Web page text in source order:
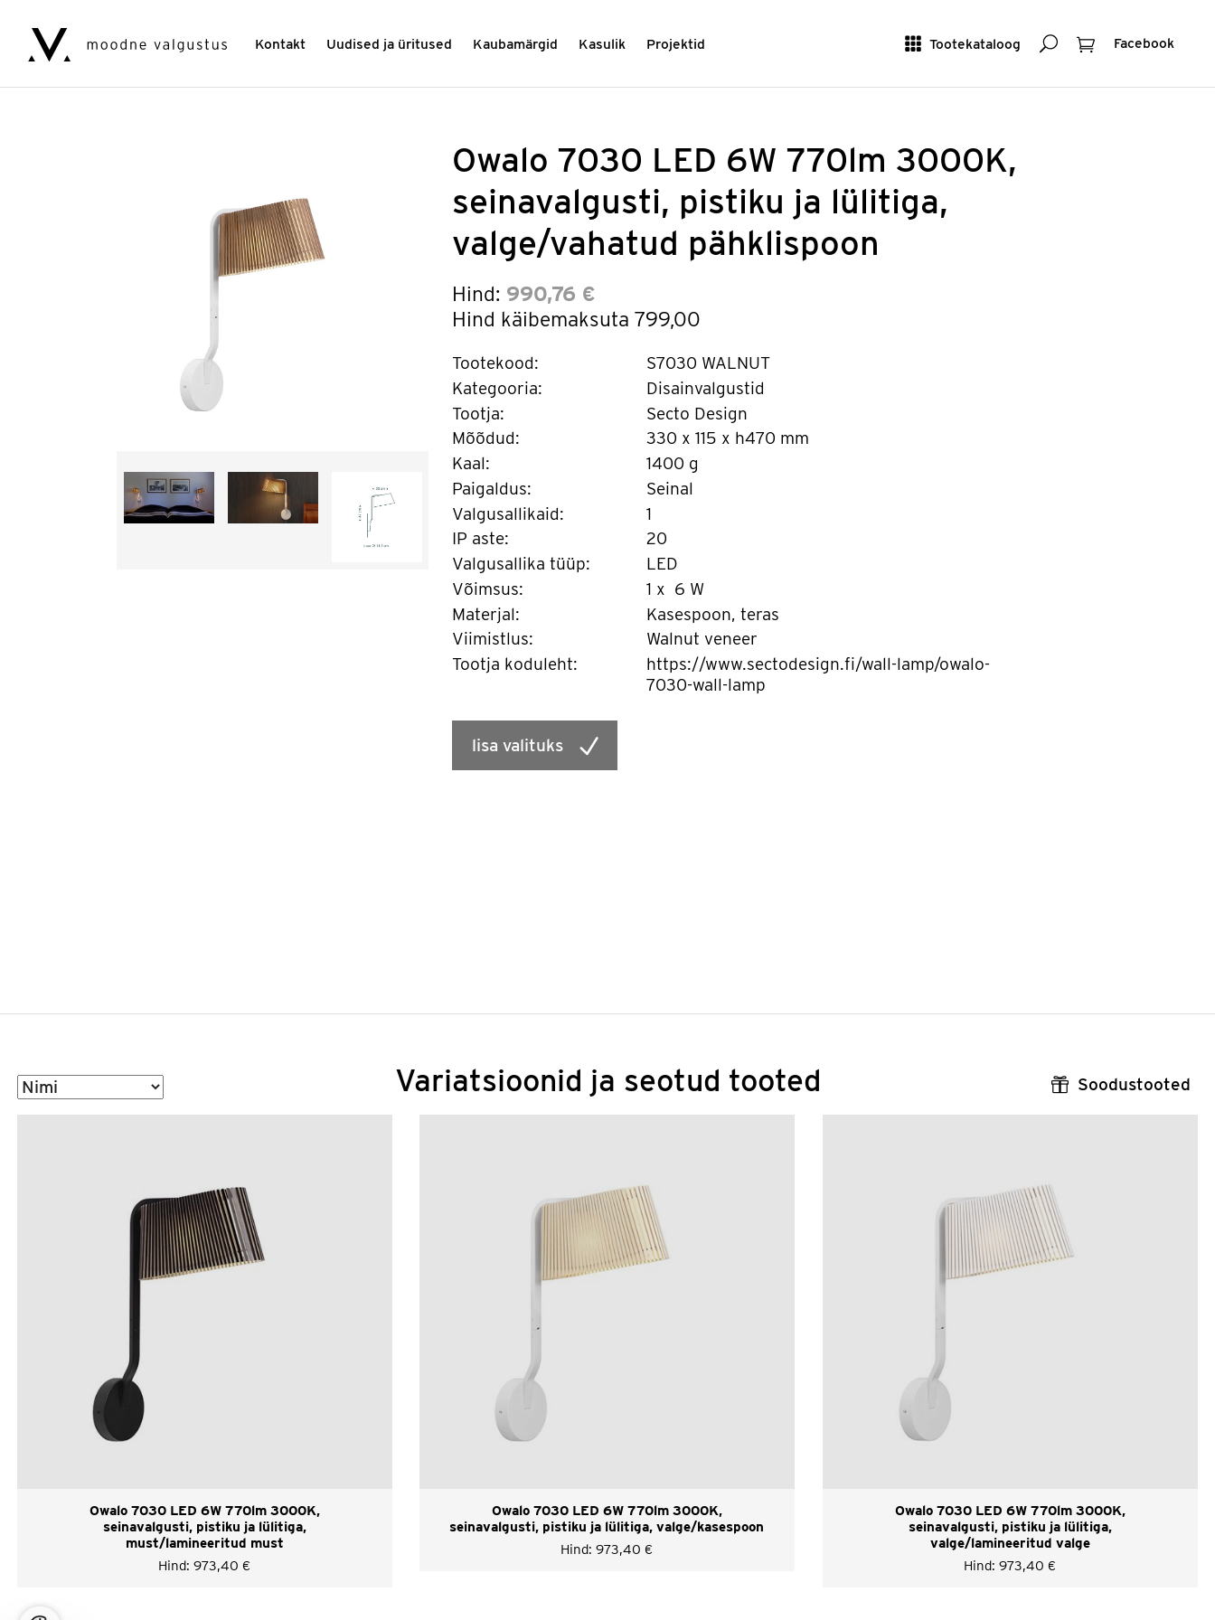
Tootekataloog OtsingOstukorv
Facebook
Kontakt Uudised ja üritused Kaubamärgid Kasulik Projektid
Owalo 7030 LED 6W 770lm 3000K,
seinavalgusti, pistiku ja lülitiga,
valge/vahatud pähklispoon
Hind:990,76 €
Hind käibemaksuta 799,00
Tootekood:
S7030 WALNUT
Kategooria:
Disainvalgustid
Tootja:
Secto Design
Mõõdud:
330 x 115 x h470 mm
Kaal:
1400 g
Paigaldus:
Seinal
Valgusallikaid:
1
IP aste:
20
Valgusallika tüüp:
LED
Võimsus:
1 x 6 W
Materjal:
Kasespoon, teras
Viimistlus:
Walnut veneer
Tootja koduleht:
https://www.sectodesign.fi/wall-lamp/owalo-
7030-wall-lamp
lisa valituks
Sorteeri Variatsioonid ja seotud tooted Soodustooted
Owalo 7030 LED 6W 770lm 3000K,
seinavalgusti, pistiku ja lülitiga,
must/lamineeritud must
Hind:973,40 €
Owalo 7030 LED 6W 770lm 3000K,
seinavalgusti, pistiku ja lülitiga, valge/kasespoon
Hind:973,40 €
Owalo 7030 LED 6W 770lm 3000K,
seinavalgusti, pistiku ja lülitiga,
valge/lamineeritud valge
Hind:973,40 €